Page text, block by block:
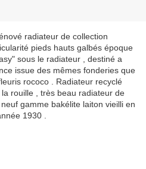
radiateur de collection
pieds hauts galbés époque
sous le radiateur , destiné a
issue des mêmes fonderies que
rococo . Radiateur recyclé
rouille , très beau radiateur de
gamme bakélite laiton vieilli en
1930 .